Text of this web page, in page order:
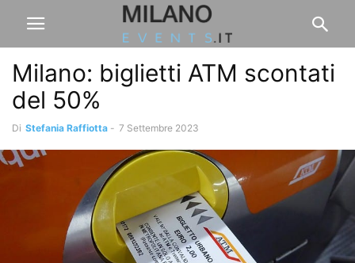
Milano: biglietti ATM scontati
del 50%
Di Stefania Raffiotta - 7 Settembre 2023